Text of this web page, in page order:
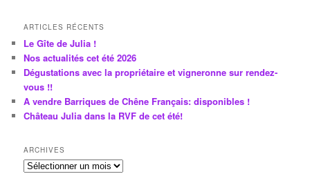
ARTICLES RÉCENTS
Le Gîte de Julia !
Nos actualités cet été 2026
Dégustations avec la propriétaire et vigneronne sur rendez-
vous !!
A vendre Barriques de Chêne Français: disponibles !
Château Julia dans la RVF de cet été!
ARCHIVES
A